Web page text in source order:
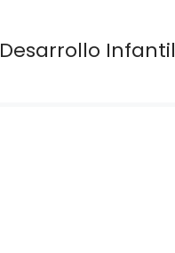
Desarrollo Infantil